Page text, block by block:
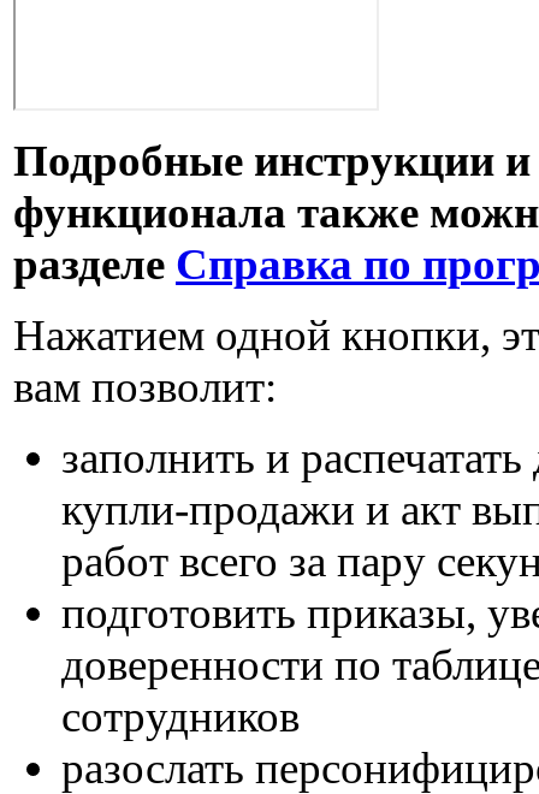
Подробные инструкции и
функционала также
разделе Справка по
Нажатием одной кнопки,
вам позволит:
заполнить и
купли-продажи и акт
работ всего за пару
подготовить приказы,
доверенности по
сотрудников
разослать